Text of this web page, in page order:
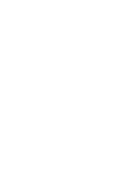
https://
reciclaje-malaga-
A través de su
actuaciones no
Alameda, sino que
carril bici de la
50